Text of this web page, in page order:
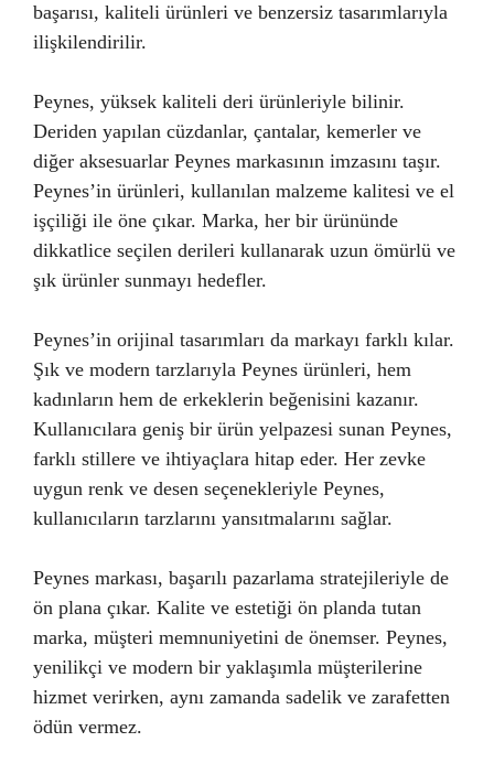
başarısı, kaliteli ürünleri ve benzersiz tasarımlarıyla
ilişkilendirilir.
Peynes, yüksek kaliteli deri ürünleriyle bilinir.
Deriden yapılan cüzdanlar, çantalar, kemerler ve
diğer aksesuarlar Peynes markasının imzasını taşır.
Peynes’in ürünleri, kullanılan malzeme kalitesi ve el
işçiliği ile öne çıkar. Marka, her bir ürününde
dikkatlice seçilen derileri kullanarak uzun ömürlü ve
şık ürünler sunmayı hedefler.
Peynes’in orijinal tasarımları da markayı farklı kılar.
Şık ve modern tarzlarıyla Peynes ürünleri, hem
kadınların hem de erkeklerin beğenisini kazanır.
Kullanıcılara geniş bir ürün yelpazesi sunan Peynes,
farklı stillere ve ihtiyaçlara hitap eder. Her zevke
uygun renk ve desen seçenekleriyle Peynes,
kullanıcıların tarzlarını yansıtmalarını sağlar.
Peynes markası, başarılı pazarlama stratejileriyle de
ön plana çıkar. Kalite ve estetiği ön planda tutan
marka, müşteri memnuniyetini de önemser. Peynes,
yenilikçi ve modern bir yaklaşımla müşterilerine
hizmet verirken, aynı zamanda sadelik ve zarafetten
ödün vermez.